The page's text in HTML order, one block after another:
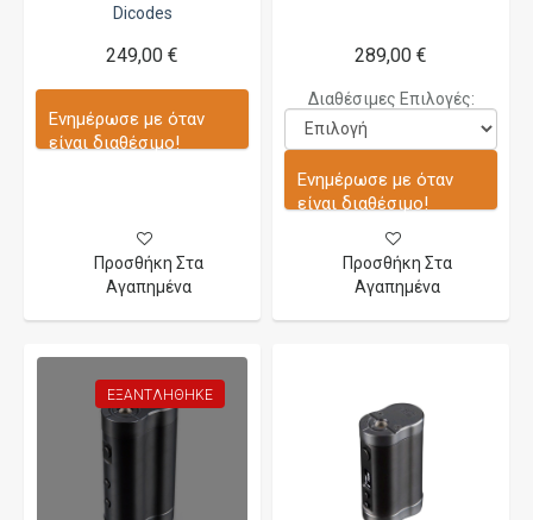
Dicodes
249,00 €
Ενημέρωσε με όταν
είναι διαθέσιμο!
Προσθήκη Στα
Αγαπημένα
289,00 €
Διαθέσιμες Επιλογές:
Ενημέρωσε με όταν
είναι διαθέσιμο!
Προσθήκη Στα
Αγαπημένα
ΕΞΑΝΤΛΉΘΗΚΕ